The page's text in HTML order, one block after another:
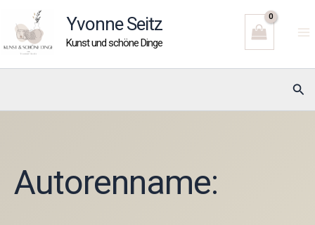
Inhalt
springen
Yvonne Seitz
Kunst und schöne Dinge
Autorenname: